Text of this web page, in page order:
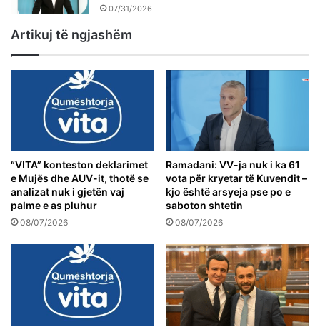
07/31/2026
Artikuj të ngjashëm
“VITA” konteston deklarimet
e Mujës dhe AUV-it, thotë se
analizat nuk i gjetën vaj
palme e as pluhur
08/07/2026
Ramadani: VV-ja nuk i ka 61
vota për kryetar të Kuvendit –
kjo është arsyeja pse po e
saboton shtetin
08/07/2026